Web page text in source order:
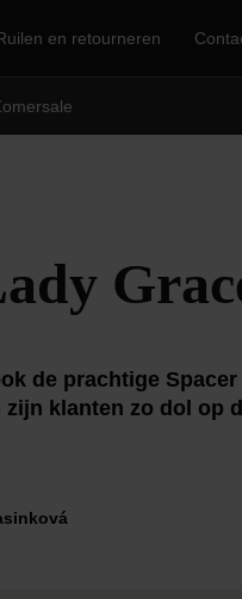
en retourneren
de prachtige Spacer
klanten zo dol op